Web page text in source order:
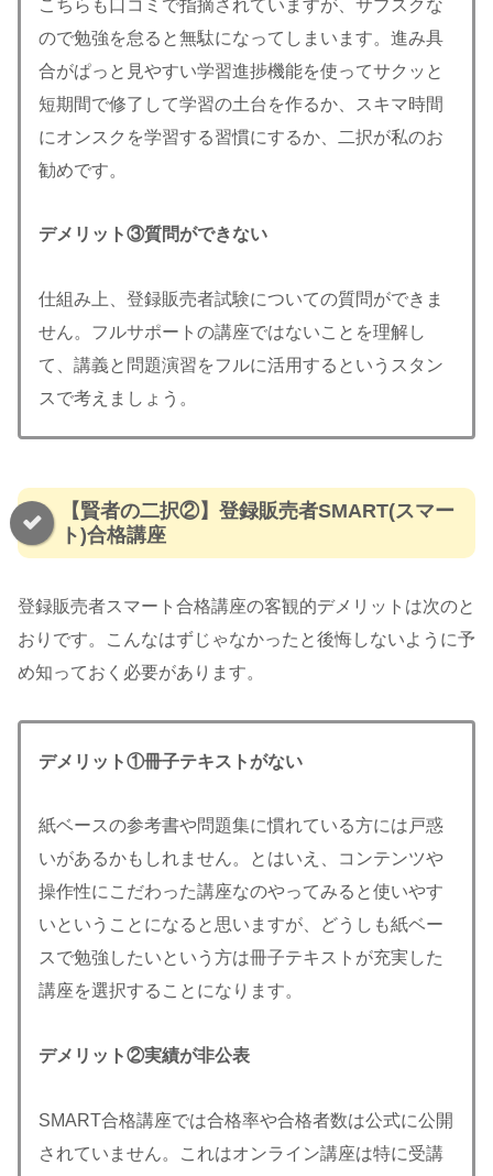
こちらも口コミで指摘されていますが、サブスクな
ので勉強を怠ると無駄になってしまいます。進み具
合がぱっと見やすい学習進捗機能を使ってサクッと
短期間で修了して学習の土台を作るか、スキマ時間
にオンスクを学習する習慣にするか、二択が私のお
勧めです。
デメリット③質問ができない
仕組み上、登録販売者試験についての質問ができま
せん。フルサポートの講座ではないことを理解し
て、講義と問題演習をフルに活用するというスタン
スで考えましょう。
【賢者の二択②】登録販売者SMART(スマー
ト)合格講座
登録販売者スマート合格講座の客観的デメリットは次のと
おりです。こんなはずじゃなかったと後悔しないように予
め知っておく必要があります。
デメリット①冊子テキストがない
紙ベースの参考書や問題集に慣れている方には戸惑
いがあるかもしれません。とはいえ、コンテンツや
操作性にこだわった講座なのやってみると使いやす
いということになると思いますが、どうしも紙ベー
スで勉強したいという方は冊子テキストが充実した
講座を選択することになります。
デメリット②実績が非公表
SMART合格講座では合格率や合格者数は公式に公開
されていません。これはオンライン講座は特に受講